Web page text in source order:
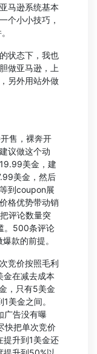
马逊系统基本
个小小技巧，
状态下，我也
做亚马逊，上
另外用站外做
售，裸奔开
议做这个动
美金，建
美金，然后
到coupon展
格优势带动销
评论数量突
。500条评论
款的前提。
竞价按照毛利
金在减去成本
，只有5美金
美金之间。
广告没有曝
快把单次竞价
提升到1美金还